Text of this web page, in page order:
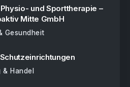
und Sporttherapie –
Mitte GmbH
Gesundheit
Handel